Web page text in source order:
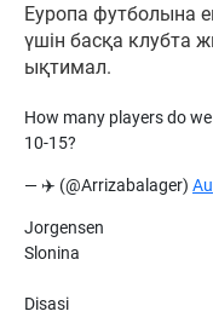
Еуропа футболына
үшін басқа клубта
ықтимал.
How many players do
10-15?
— ✈️ (@Arrizabalager)
Jorgensen
Slonina
Disasi